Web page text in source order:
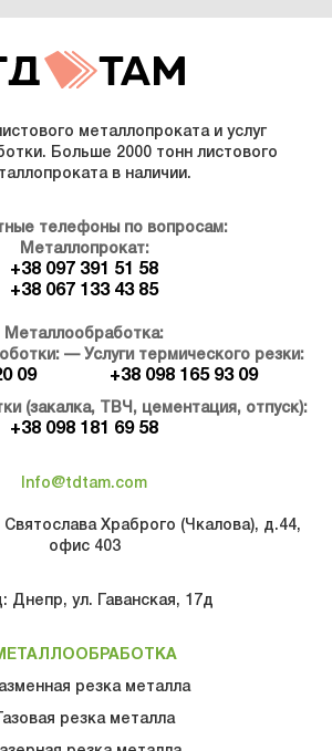
металлопроката и услуг
Больше 2000 тонн листового
в наличии.
телефоны по вопросам:
Металлопрокат:
+38 097 391 51 58
+38 067 133 43 85
Металлообработка:
09
— Услуги термического резки:
+38 098 165 93 09
(закалка, ТВЧ, цементация, отпуск):
+38 098 181 69 58
Info@tdtam.com
Храброго (Чкалова), д.44,
офис 403
Днепр, ул. Гаванская, 17д
резка металла
Газовая резка металла